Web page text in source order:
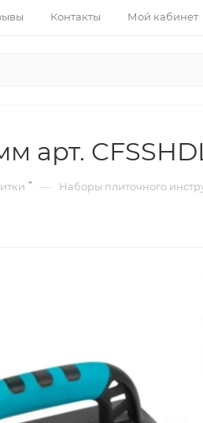
Контакты Мой кабинет
арт.
— Наборы плиточного